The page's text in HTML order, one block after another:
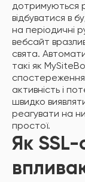
дотримуються
відбуватися в
на періодичні
вебсайт
свята.
такі як
активність і
швидко
реагувати на
простої.
Як SSL-